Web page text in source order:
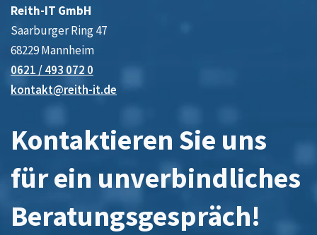
Reith-IT GmbH
Saarburger Ring 47
68229 Mannheim
0621 / 493 072 0
kontakt@reith-it.de
Kontaktieren Sie uns
für ein unverbindliches
Beratungsgespräch!